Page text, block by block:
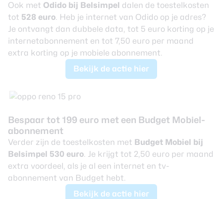
Ook met Odido bij Belsimpel dalen de toestelkosten
tot 528 euro. Heb je internet van Odido op je adres?
Je ontvangt dan dubbele data, tot 5 euro korting op je
internetabonnement en tot 7,50 euro per maand
extra korting op je mobiele abonnement.
Bekijk de actie hier
Bespaar tot 199 euro met een Budget Mobiel-
abonnement
Verder zijn de toestelkosten met Budget Mobiel bij
Belsimpel 530 euro. Je krijgt tot 2,50 euro per maand
extra voordeel, als je al een internet en tv-
abonnement van Budget hebt.
Bekijk de actie hier